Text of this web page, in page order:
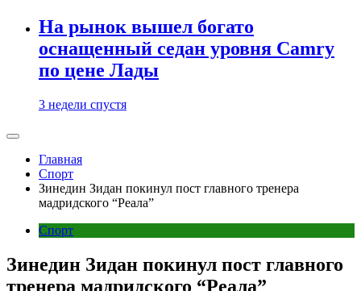
На рынок вышел богато
оснащенный седан уровня Camry
по цене Лады
3 недели спустя
Главная
Спорт
Зинедин Зидан покинул пост главного тренера
мадридского “Реала”
Спорт
Зинедин Зидан покинул пост главного
тренера мадридского “Реала”